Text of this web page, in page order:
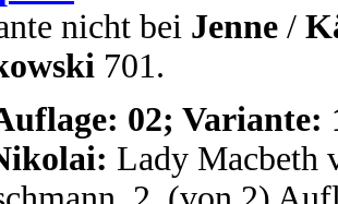
nicht bei Jenne /
701.
02; Variante:
Lady Macbeth